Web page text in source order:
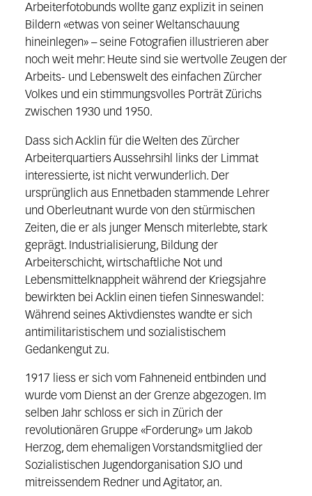
Arbeiterfotobunds wollte ganz explizit in seinen
Bildern «etwas von seiner Weltanschauung
hineinlegen» – seine Fotografien illustrieren aber
noch weit mehr: Heute sind sie wertvolle Zeugen der
Arbeits- und Lebenswelt des einfachen Zürcher
Volkes und ein stimmungsvolles Porträt Zürichs
zwischen 1930 und 1950.
Dass sich Acklin für die Welten des Zürcher
Arbeiterquartiers Aussehrsihl links der Limmat
interessierte, ist nicht verwunderlich. Der
ursprünglich aus Ennetbaden stammende Lehrer
und Oberleutnant wurde von den stürmischen
Zeiten, die er als junger Mensch miterlebte, stark
geprägt. Industrialisierung, Bildung der
Arbeiterschicht, wirtschaftliche Not und
Lebensmittelknappheit während der Kriegsjahre
bewirkten bei Acklin einen tiefen Sinneswandel:
Während seines Aktivdienstes wandte er sich
antimilitaristischem und sozialistischem
Gedankengut zu.
1917 liess er sich vom Fahneneid entbinden und
wurde vom Dienst an der Grenze abgezogen. Im
selben Jahr schloss er sich in Zürich der
revolutionären Gruppe «Forderung» um Jakob
Herzog, dem ehemaligen Vorstandsmitglied der
Sozialistischen Jugendorganisation SJO und
mitreissendem Redner und Agitator, an.